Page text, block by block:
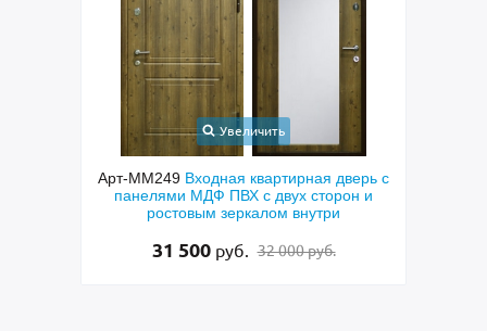
Увеличить
Арт-ММ249 Входная квартирная дверь с
панелями МДФ ПВХ с двух сторон и
ростовым зеркалом внутри
31 500 руб. 32 000 руб.